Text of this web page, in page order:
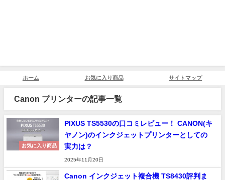
ホーム お気に入り商品 サイトマップ
Canon プリンターの記事一覧
お気に入り商品
PIXUS TS5530の口コミレビュー！ CANON(キ
ヤノン)のインクジェットプリンターとしての
実力は？
2025年11月20日
Canon インクジェット複合機 TS8430評判ま